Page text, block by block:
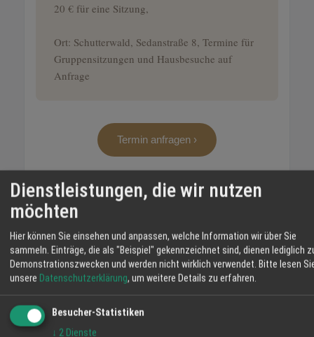
20 € für eine Sitzung,
Ort: Schutterwald, Sedanstraße 8, Termine für
Gruppensitzungen und Hausbesuche auf
Anfrage
Termin anfragen ›
Telefon
0170-1637878
E-Mail
patricia@familyjunker.de
Dienstleistungen, die wir nutzen
möchten
Hier können Sie einsehen und anpassen, welche Information wir über Sie
sammeln. Einträge, die als "Beispiel" gekennzeichnet sind, dienen lediglich
Demonstrationszwecken und werden nicht wirklich verwendet. Bitte lesen
unsere Datenschutzerklärung, um weitere Details zu erfahren.
Besucher-Statistiken
↓ 2 Dienste